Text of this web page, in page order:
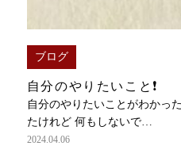
ブログ
自分のやりたいこと❗️
自分のやりたいことがわかっ
たけれど 何もしないで…
2024.04.06